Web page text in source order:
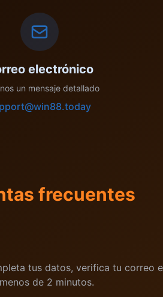
electrónico
un mensaje detallado
frecuentes
tus datos, verifica tu correo
de 2 minutos.